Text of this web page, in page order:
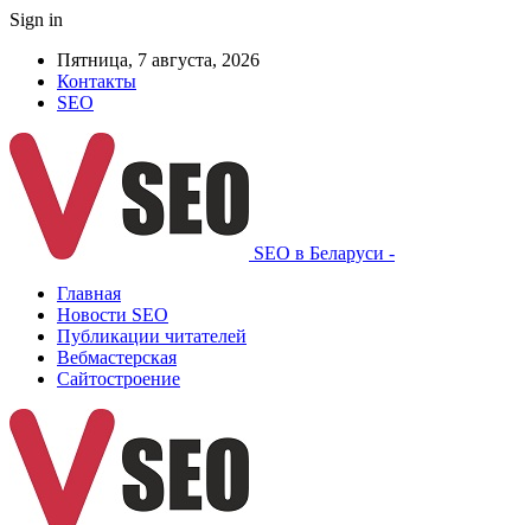
Sign in
Пятница, 7 августа, 2026
Контакты
SEO
SEO в Беларуси -
Главная
Новости SEO
Публикации читателей
Вебмастерская
Сайтостроение